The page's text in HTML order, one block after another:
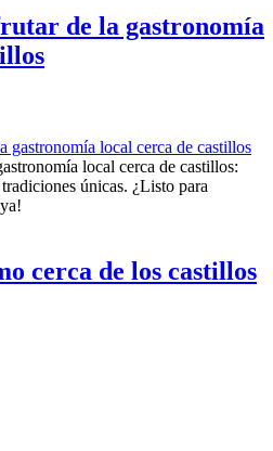
de la gastronomía
local cerca de castillos:
únicas. ¿Listo para
cerca de los castillos